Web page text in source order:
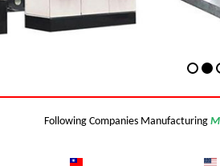
Following Companies Manufacturing